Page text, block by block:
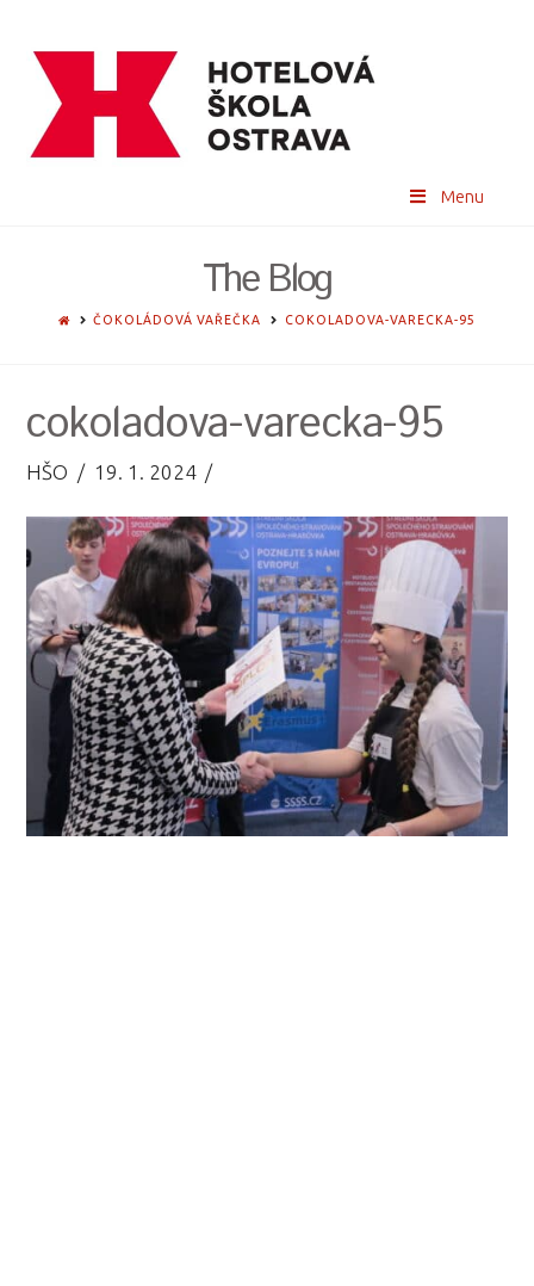
Menu
The Blog
HOMEČOKOLÁDOVÁ VAŘEČKA COKOLADOVA-VARECKA-95
cokoladova-varecka-95
HŠO 19. 1. 2024